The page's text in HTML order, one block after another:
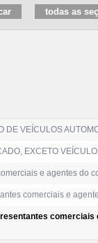
DE VEÍCULOS
EXCETO
e agentes do
comerciais e